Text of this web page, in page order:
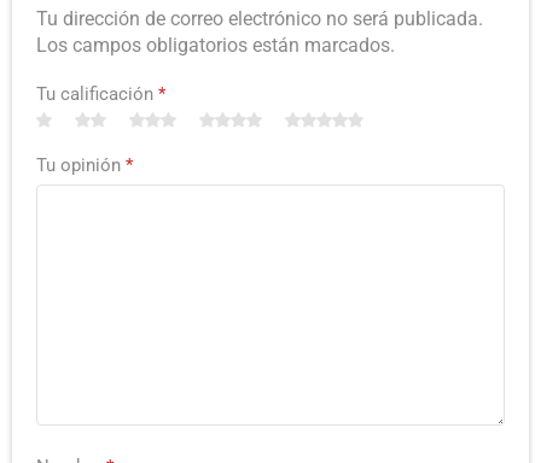
Tu dirección de correo electrónico no será publicada.
Los campos obligatorios están marcados.
Tu calificación *
Tu opinión *